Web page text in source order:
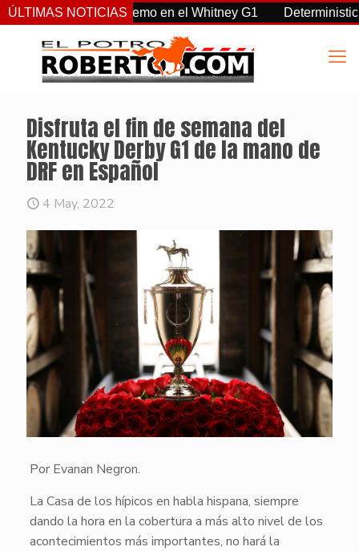
ÚLTIMAS NOTICIASsupremo en el Whitney G1 Deterministic:
Disfruta el fin de semana del
Kentucky Derby G1 de la mano de
DRF en Español
4 May, 2022
Por Evanan Negron.
La Casa de los hípicos en habla hispana, siempre
dando la hora en la cobertura a más alto nivel de los
acontecimientos más importantes, no hará la